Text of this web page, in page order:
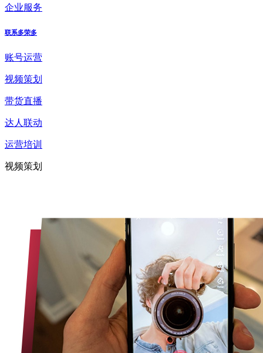
企业服务
联系多荣多
账号运营
视频策划
带货直播
达人联动
运营培训
视频策划